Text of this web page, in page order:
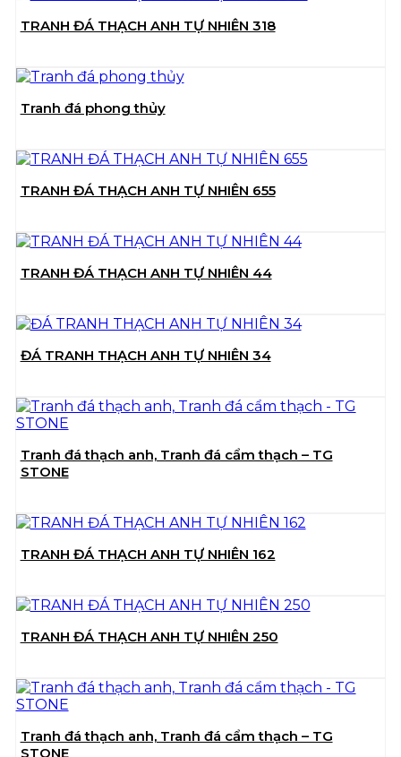
TRANH ĐÁ THẠCH ANH TỰ NHIÊN 318
Tranh đá phong thủy
TRANH ĐÁ THẠCH ANH TỰ NHIÊN 655
TRANH ĐÁ THẠCH ANH TỰ NHIÊN 44
ĐÁ TRANH THẠCH ANH TỰ NHIÊN 34
Tranh đá thạch anh, Tranh đá cẩm thạch – TG
STONE
TRANH ĐÁ THẠCH ANH TỰ NHIÊN 162
TRANH ĐÁ THẠCH ANH TỰ NHIÊN 250
Tranh đá thạch anh, Tranh đá cẩm thạch – TG
STONE